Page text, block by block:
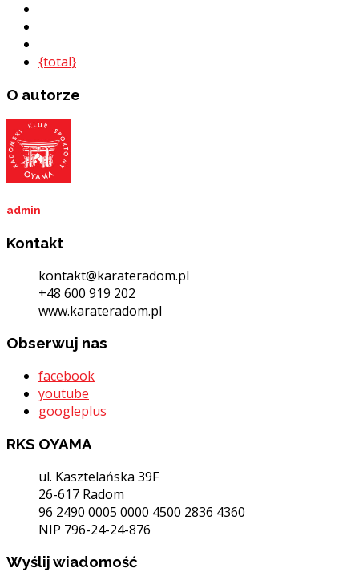
{total}
O autorze
admin
Kontakt
kontakt@karateradom.pl
+48 600 919 202
www.karateradom.pl
Obserwuj nas
facebook
youtube
googleplus
RKS OYAMA
ul. Kasztelańska 39F
26-617 Radom
96 2490 0005 0000 4500 2836 4360
NIP 796-24-24-876
Wyślij wiadomość